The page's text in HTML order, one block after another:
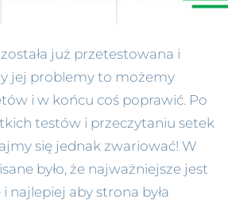
już przetestowana i
jej problemy to możemy
i w końcu coś poprawić. Po
testów i przeczytaniu setek
się jednak zwariować! W
było, że najważniejsze jest
najlepiej aby strona była